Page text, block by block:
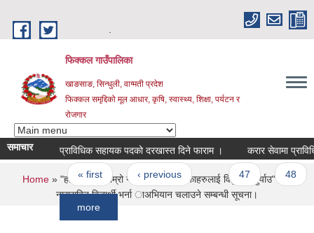
फिक्कल गाउँपालिका
खाङसाङ, सिन्धुली, वाग्मती प्रदेश
फिक्कल समृद्दिको मूल आधार, कृषि, स्वास्थ्य, शिक्षा, पर्यटन र
रोजगार
समाचारप्राविधिक सहायक पदको दरखास्त दिने फाराम । करार सेवामा प्राविधिक
Pages
« first ‹ previous … 47 48
You are here
Home» "हाम्रो नगर, हाम्रो गाउँ, सवै बालबालिकाहरुलाई विद्धालय पुर्याउ" भन्ने
नारासहित विद्धार्थी भर्ना ाअभियान चलाउने सम्बन्धी सूचना।